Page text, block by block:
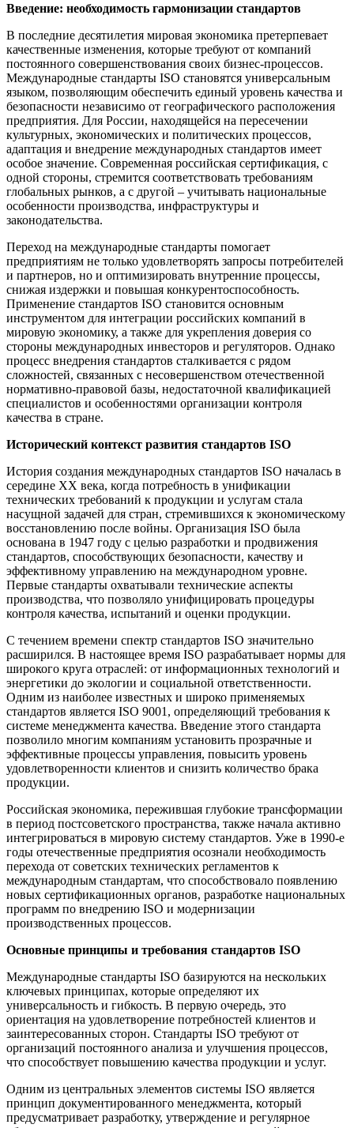
Введение: необходимость гармонизации стандартов
В последние десятилетия мировая экономика претерпевает
качественные изменения, которые требуют от компаний
постоянного совершенствования своих бизнес-процессов.
Международные стандарты ISO становятся универсальным
языком, позволяющим обеспечить единый уровень качества и
безопасности независимо от географического расположения
предприятия. Для России, находящейся на пересечении
культурных, экономических и политических процессов,
адаптация и внедрение международных стандартов имеет
особое значение. Современная российская сертификация, с
одной стороны, стремится соответствовать требованиям
глобальных рынков, а с другой – учитывать национальные
особенности производства, инфраструктуры и
законодательства.
Переход на международные стандарты помогает
предприятиям не только удовлетворять запросы потребителей
и партнеров, но и оптимизировать внутренние процессы,
снижая издержки и повышая конкурентоспособность.
Применение стандартов ISO становится основным
инструментом для интеграции российских компаний в
мировую экономику, а также для укрепления доверия со
стороны международных инвесторов и регуляторов. Однако
процесс внедрения стандартов сталкивается с рядом
сложностей, связанных с несовершенством отечественной
нормативно-правовой базы, недостаточной квалификацией
специалистов и особенностями организации контроля
качества в стране.
Исторический контекст развития стандартов ISO
История создания международных стандартов ISO началась в
середине XX века, когда потребность в унификации
технических требований к продукции и услугам стала
насущной задачей для стран, стремившихся к экономическому
восстановлению после войны. Организация ISO была
основана в 1947 году с целью разработки и продвижения
стандартов, способствующих безопасности, качеству и
эффективному управлению на международном уровне.
Первые стандарты охватывали технические аспекты
производства, что позволяло унифицировать процедуры
контроля качества, испытаний и оценки продукции.
С течением времени спектр стандартов ISO значительно
расширился. В настоящее время ISO разрабатывает нормы для
широкого круга отраслей: от информационных технологий и
энергетики до экологии и социальной ответственности.
Одним из наиболее известных и широко применяемых
стандартов является ISO 9001, определяющий требования к
системе менеджмента качества. Введение этого стандарта
позволило многим компаниям установить прозрачные и
эффективные процессы управления, повысить уровень
удовлетворенности клиентов и снизить количество брака
продукции.
Российская экономика, пережившая глубокие трансформации
в период постсоветского пространства, также начала активно
интегрироваться в мировую систему стандартов. Уже в 1990-е
годы отечественные предприятия осознали необходимость
перехода от советских технических регламентов к
международным стандартам, что способствовало появлению
новых сертификационных органов, разработке национальных
программ по внедрению ISO и модернизации
производственных процессов.
Основные принципы и требования стандартов ISO
Международные стандарты ISO базируются на нескольких
ключевых принципах, которые определяют их
универсальность и гибкость. В первую очередь, это
ориентация на удовлетворение потребностей клиентов и
заинтересованных сторон. Стандарты ISO требуют от
организаций постоянного анализа и улучшения процессов,
что способствует повышению качества продукции и услуг.
Одним из центральных элементов системы ISO является
принцип документированного менеджмента, который
предусматривает разработку, утверждение и регулярное